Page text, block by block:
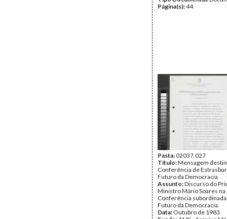
Página(s):44
Pasta:02037.027
Título:Mensagem
Conferência de
Futuro da Democracia
Assunto:Discurso do
Ministro Mário Soares na
Conferência
Futuro da Democracia.
Data: Outubro de 1983